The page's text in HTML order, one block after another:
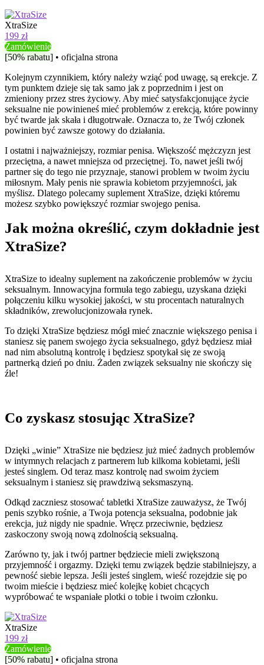
XtraSize
199 zł
Zamówienie
[50% rabatu] • oficjalna strona
Kolejnym czynnikiem, który należy wziąć pod uwagę, są erekcje. Z
tym punktem dzieje się tak samo jak z poprzednim i jest on
zmieniony przez stres życiowy. Aby mieć satysfakcjonujące życie
seksualne nie powinieneś mieć problemów z erekcją, które powinny
być twarde jak skała i długotrwałe. Oznacza to, że Twój członek
powinien być zawsze gotowy do działania.
I ostatni i najważniejszy, rozmiar penisa. Większość mężczyzn jest
przeciętna, a nawet mniejsza od przeciętnej. To, nawet jeśli twój
partner się do tego nie przyznaje, stanowi problem w twoim życiu
miłosnym. Mały penis nie sprawia kobietom przyjemności, jak
myślisz. Dlatego polecamy suplement XtraSize, dzięki któremu
możesz szybko powiększyć rozmiar swojego penisa.
Jak można określić, czym dokładnie jest
XtraSize?
XtraSize to idealny suplement na zakończenie problemów w życiu
seksualnym. Innowacyjna formuła tego zabiegu, uzyskana dzięki
połączeniu kilku wysokiej jakości, w stu procentach naturalnych
składników, zrewolucjonizowała rynek.
To dzięki XtraSize będziesz mógł mieć znacznie większego penisa i
staniesz się panem swojego życia seksualnego, gdyż będziesz miał
nad nim absolutną kontrolę i będziesz spotykał się ze swoją
partnerką dzień po dniu. Żaden związek seksualny nie skończy się
źle!
Co zyskasz stosując XtraSize?
Dzięki „winie” XtraSize nie będziesz już mieć żadnych problemów
w intymnych relacjach z partnerem lub kilkoma kobietami, jeśli
jesteś singlem. Od teraz masz kontrolę nad swoim życiem
seksualnym i staniesz się prawdziwą seksmaszyną.
Odkąd zaczniesz stosować tabletki XtraSize zauważysz, że Twój
penis szybko rośnie, a Twoja potencja seksualna, podobnie jak
erekcja, już nigdy nie spadnie. Wręcz przeciwnie, będziesz
zaskoczony swoją nową zdolnością seksualną.
Zarówno ty, jak i twój partner będziecie mieli zwiększoną
przyjemność i orgazmy. Dzięki temu związek będzie stabilniejszy, a
pewność siebie lepsza. Jeśli jesteś singlem, wieść rozejdzie się po
twoim mieście i będziesz mieć kolejkę kobiet chcących
wypróbować te wspaniałe plotki o tobie i twoim członku.
XtraSize
199 zł
Zamówienie
[50% rabatu] • oficjalna strona